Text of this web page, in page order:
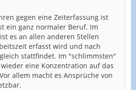
gegen eine Zeiterfassung ist
ein ganz normaler Beruf. Im
es an allen anderen Stellen
erfasst wird und nach
stattfindet. Im "schlimmsten"
eine Konzentration auf das
allem macht es Ansprüche von